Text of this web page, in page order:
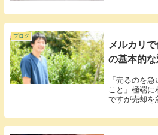
その他に有
間7時間...
ブログ
メルカリ
の基本的
「売るのを
こと」極端
ですが売却を
メルカリで
としてあまり
ら購入の意思